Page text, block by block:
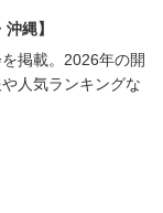
縄】
掲載。2026年の開
人気ランキングな